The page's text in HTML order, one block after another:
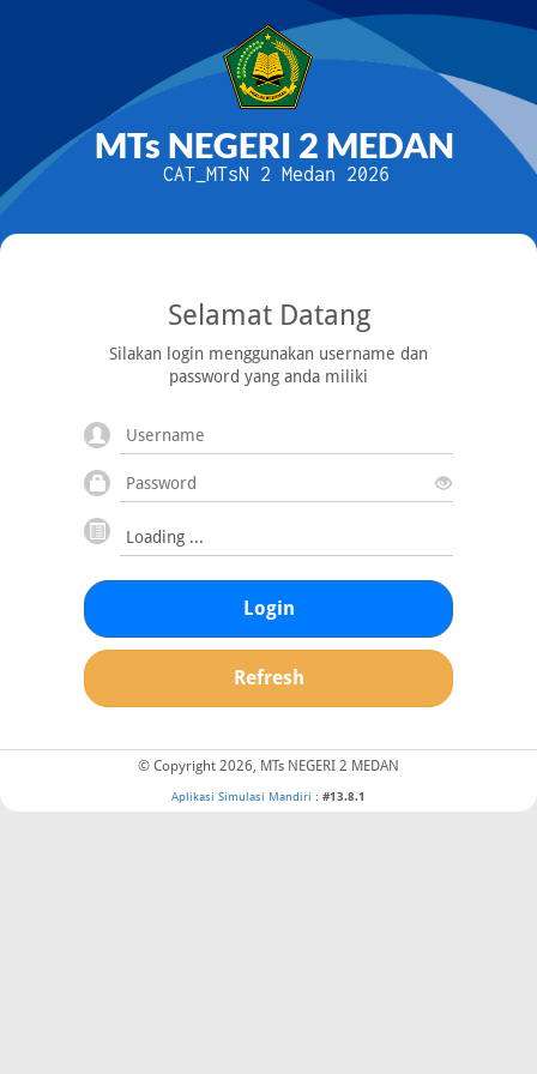
MTs NEGERI 2 MEDAN
CAT_MTsN 2 Medan 2026
Selamat Datang
Silakan login menggunakan username dan
password yang anda miliki
Login
Refresh
© Copyright 2026, MTs NEGERI 2 MEDAN
Aplikasi Simulasi Mandiri : #13.8.1